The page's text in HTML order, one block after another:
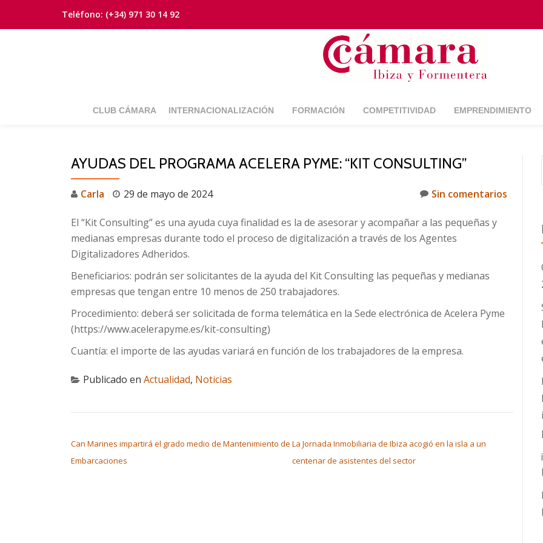
Saltar
Teléfono: (+34) 971 30 14 92
CLUB CÁMARA INTERNACIONALIZACIÓN FORMACIÓN COMPETITIVIDAD EMPRENDIMIENTO
AYUDAS DEL PROGRAMA ACELERA PYME: “KIT CONSULTING”
Carla 29 de mayo de 2024 Sin comentarios
El “Kit Consulting” es una ayuda cuya finalidad es la de asesorar y acompañar a las pequeñas y
medianas empresas durante todo el proceso de digitalización a través de los Agentes
Digitalizadores Adheridos.
Beneficiarios: podrán ser solicitantes de la ayuda del Kit Consulting las pequeñas y medianas
empresas que tengan entre 10 menos de 250 trabajadores.
Procedimiento: deberá ser solicitada de forma telemática en la Sede electrónica de Acelera Pyme
(https://www.acelerapyme.es/kit-consulting)
Cuantía: el importe de las ayudas variará en función de los trabajadores de la empresa.
Publicado en Actualidad, Noticias
Can Marines impartirá el grado medio de Mantenimiento de
Embarcaciones
La Jornada Inmobiliaria de Ibiza acogió en la isla a un
centenar de asistentes del sector